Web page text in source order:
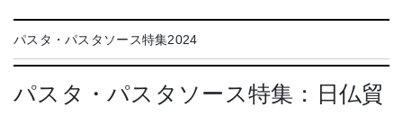
パスタ・パスタソース特集2024
パスタ・パスタソース特集：日仏貿